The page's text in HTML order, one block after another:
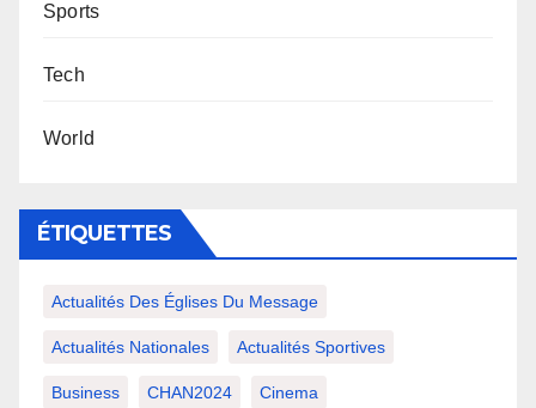
Sports
Tech
World
ÉTIQUETTES
Actualités Des Églises Du Message
Actualités Nationales Actualités Sportives
Business CHAN2024 Cinema